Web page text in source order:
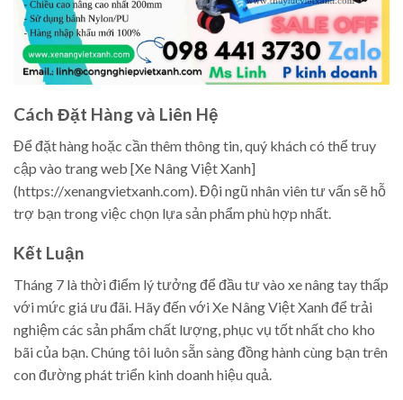
Cách Đặt Hàng và Liên Hệ
Để đặt hàng hoặc cần thêm thông tin, quý khách có thể truy
cập vào trang web [Xe Nâng Việt Xanh]
(https://xenangvietxanh.com). Đội ngũ nhân viên tư vấn sẽ hỗ
trợ bạn trong việc chọn lựa sản phẩm phù hợp nhất.
Kết Luận
Tháng 7 là thời điểm lý tưởng để đầu tư vào xe nâng tay thấp
với mức giá ưu đãi. Hãy đến với Xe Nâng Việt Xanh để trải
nghiệm các sản phẩm chất lượng, phục vụ tốt nhất cho kho
bãi của bạn. Chúng tôi luôn sẵn sàng đồng hành cùng bạn trên
con đường phát triển kinh doanh hiệu quả.